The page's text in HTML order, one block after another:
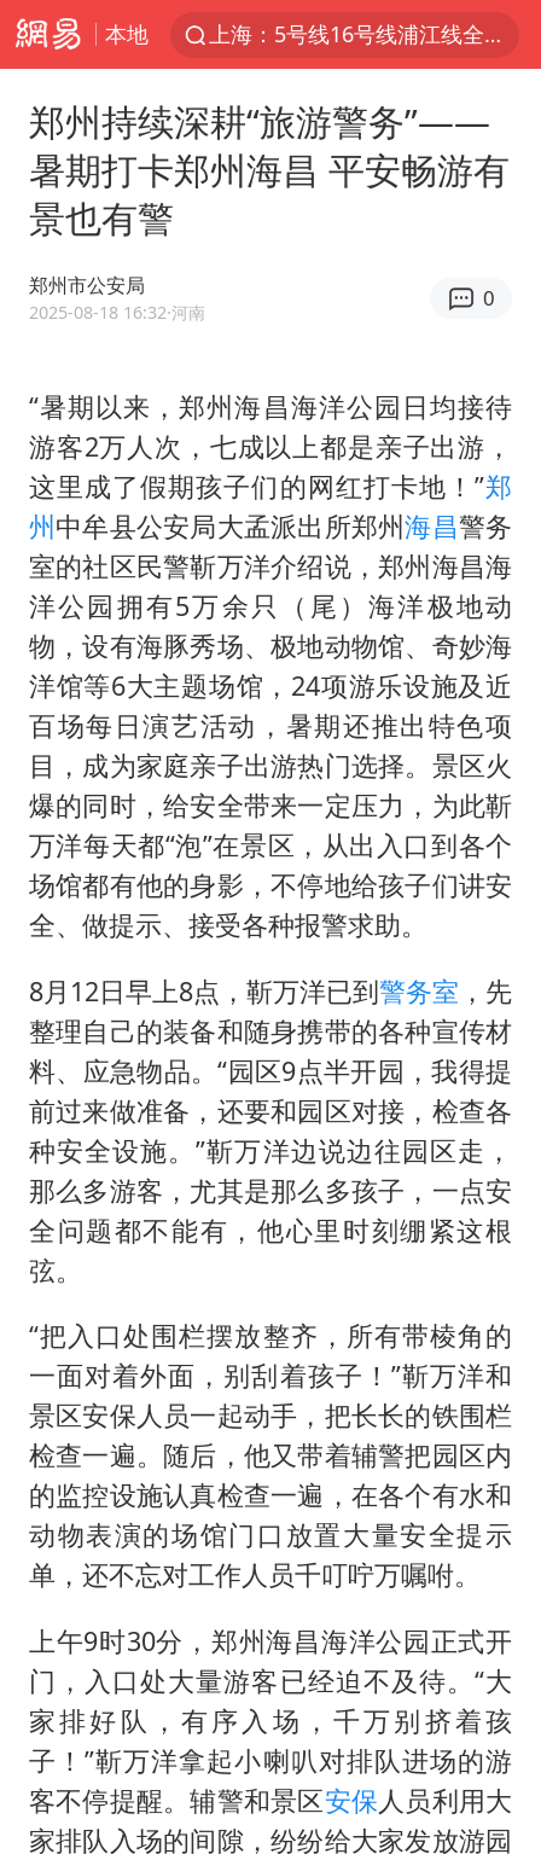
本地
上海：5号线16号线浦江线全线停运
国足U17与阿森纳决赛取消 并列冠军
2025年小学教师减少13.19万
泰国：高度重视中国游客旅游体验
上海大部迎大暴雨
《龙餐馆》 冲奖
蒯曼挺进WTT横滨冠军赛女单四强
以军士兵把枪口对准中国记者
笔试第一被劝弃考涉事副校长被撤职
白海豚5次眼壁置换
构建更高水平的全民健身公共服务体系
郑州持续深耕“旅游警务”——
暑期打卡郑州海昌 平安畅游有
景也有警
郑州市公安局
2025-08-18 16:32·河南
0
“暑期以来，郑州海昌海洋公园日均接待
游客2万人次，七成以上都是亲子出游，
这里成了假期孩子们的网红打卡地！”郑
州中牟县公安局大孟派出所郑州海昌警务
室的社区民警靳万洋介绍说，郑州海昌海
洋公园拥有5万余只（尾）海洋极地动
物，设有海豚秀场、极地动物馆、奇妙海
洋馆等6大主题场馆，24项游乐设施及近
百场每日演艺活动，暑期还推出特色项
目，成为家庭亲子出游热门选择。景区火
爆的同时，给安全带来一定压力，为此靳
万洋每天都“泡”在景区，从出入口到各个
场馆都有他的身影，不停地给孩子们讲安
全、做提示、接受各种报警求助。
8月12日早上8点，靳万洋已到警务室 ，先
整理自己的装备和随身携带的各种宣传材
料、应急物品。“园区9点半开园，我得提
前过来做准备，还要和园区对接，检查各
种安全设施。”靳万洋边说边往园区走，
那么多游客，尤其是那么多孩子，一点安
全问题都不能有，他心里时刻绷紧这根
弦。
“把入口处围栏摆放整齐，所有带棱角的
一面对着外面，别刮着孩子！”靳万洋和
景区安保人员一起动手，把长长的铁围栏
检查一遍。随后，他又带着辅警把园区内
的监控设施认真检查一遍，在各个有水和
动物表演的场馆门口放置大量安全提示
单，还不忘对工作人员千叮咛万嘱咐。
上午9时30分，郑州海昌海洋公园正式开
门，入口处大量游客已经迫不及待。“大
家排好队，有序入场，千万别挤着孩
子！”靳万洋拿起小喇叭对排队进场的游
客不停提醒。辅警和景区安保人员利用大
家排队入场的间隙，纷纷给大家发放游园